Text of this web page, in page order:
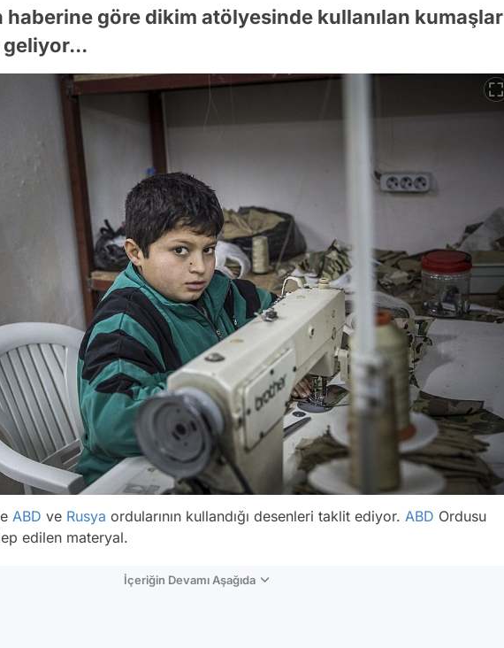
haberine göre dikim atölyesinde kullanılan kumaşlar
ABD ve Rusya ordularının kullandığı desenleri taklit ediyor. ABD Ordusu
edilen materyal.
İçeriğin Devamı Aşağıda